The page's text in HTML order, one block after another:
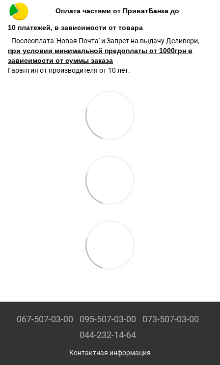
Оплата частями от ПриватБанка до
10 платежей, в зависимости от товара
- Послеоплата 'Новая Почта' и Запрет на выдачу Деливери,
при условии минимальной предоплаты от 1000грн в
зависимости от суммы заказа
Гарантия от производителя от 10 лет.
067-507-03-00 095-507-03-00
073-507-03-00
044-232-14-64
Контактная информация